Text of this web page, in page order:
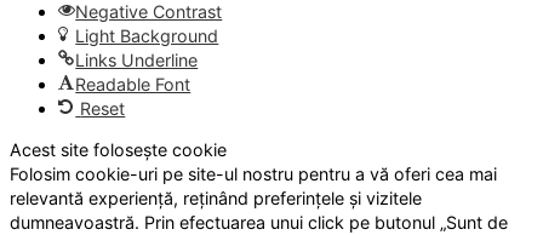
Negative Contrast
Light Background
Links Underline
Readable Font
Reset
Acest site folosește cookie
Folosim cookie-uri pe site-ul nostru pentru a vă oferi cea mai
relevantă experiență, reținând preferințele și vizitele
dumneavoastră. Prin efectuarea unui click pe butonul „Sunt de